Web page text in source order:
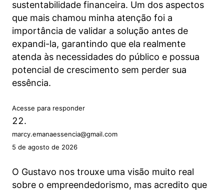
sustentabilidade financeira. Um dos aspectos
que mais chamou minha atenção foi a
importância de validar a solução antes de
expandi-la, garantindo que ela realmente
atenda às necessidades do público e possua
potencial de crescimento sem perder sua
essência.
Acesse para responder
marcy.emanaessencia@gmail.com
5 de agosto de 2026
O Gustavo nos trouxe uma visão muito real
sobre o empreendedorismo, mas acredito que